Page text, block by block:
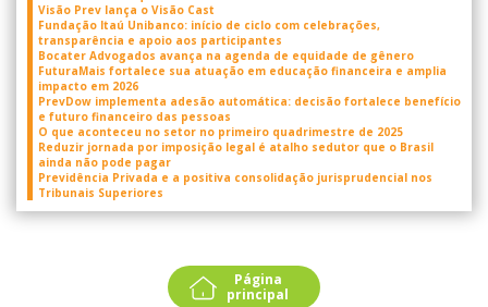
Visão Prev lança o Visão Cast
Fundação Itaú Unibanco: início de ciclo com celebrações,
transparência e apoio aos participantes
Bocater Advogados avança na agenda de equidade de gênero
FuturaMais fortalece sua atuação em educação financeira e amplia
impacto em 2026
PrevDow implementa adesão automática: decisão fortalece benefício
e futuro financeiro das pessoas
O que aconteceu no setor no primeiro quadrimestre de 2025
Reduzir jornada por imposição legal é atalho sedutor que o Brasil
ainda não pode pagar
Previdência Privada e a positiva consolidação jurisprudencial nos
Tribunais Superiores
Página
principal